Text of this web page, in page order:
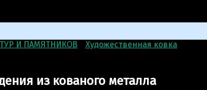
И ПАМЯТНИКОВ Художественная ковка
из кованого металла